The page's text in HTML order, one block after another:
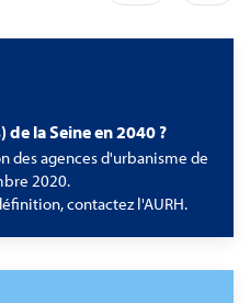
de la Seine en 2040 ?
des agences d'urbanisme de
2020.
contactez l'AURH.